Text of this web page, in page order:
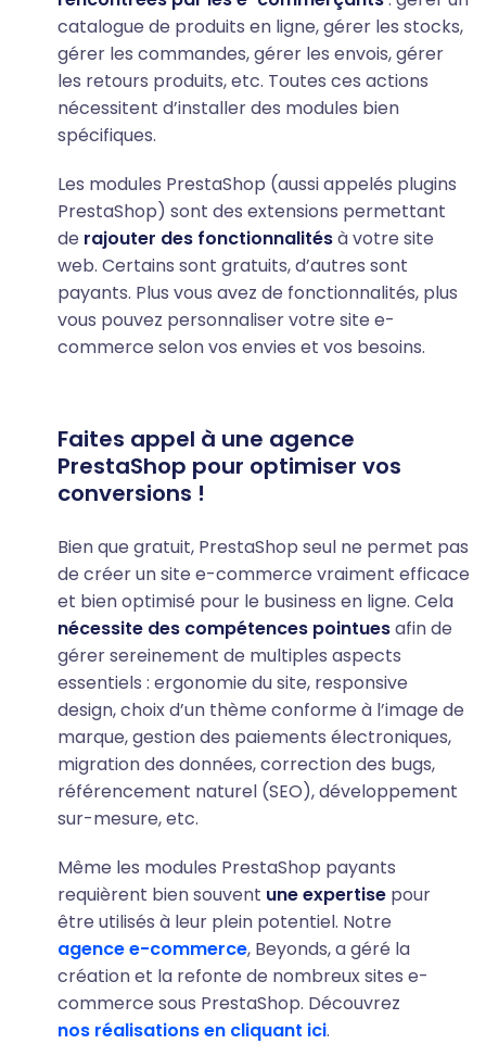
catalogue de produits en ligne, gérer les stocks,
gérer les commandes, gérer les envois, gérer
les retours produits, etc. Toutes ces actions
nécessitent d’installer des modules bien
spécifiques.
Les modules PrestaShop (aussi appelés plugins
PrestaShop) sont des extensions permettant
de rajouter des fonctionnalitésà votre site
web. Certains sont gratuits, d’autres sont
payants. Plus vous avez de fonctionnalités, plus
vous pouvez personnaliser votre site e-
commerce selon vos envies et vos besoins.
Faites appel à une agence
PrestaShop pour optimiser vos
conversions !
Bien que gratuit, PrestaShop seul ne permet pas
de créer un site e-commerce vraiment efficace
et bien optimisé pour le business en ligne. Cela
nécessite des compétences pointuesafin de
gérer sereinement de multiples aspects
essentiels : ergonomie du site, responsive
design, choix d’un thème conforme à l’image de
marque, gestion des paiements électroniques,
migration des données, correction des bugs,
référencement naturel (SEO), développement
sur-mesure, etc.
Même les modules PrestaShop payants
requièrent bien souvent une expertise pour
être utilisés à leur plein potentiel. Notre
agence e-commerce, Beyonds, a géré la
création et la refonte de nombreux sites e-
commerce sous PrestaShop. Découvrez
nos réalisations en cliquant ici.